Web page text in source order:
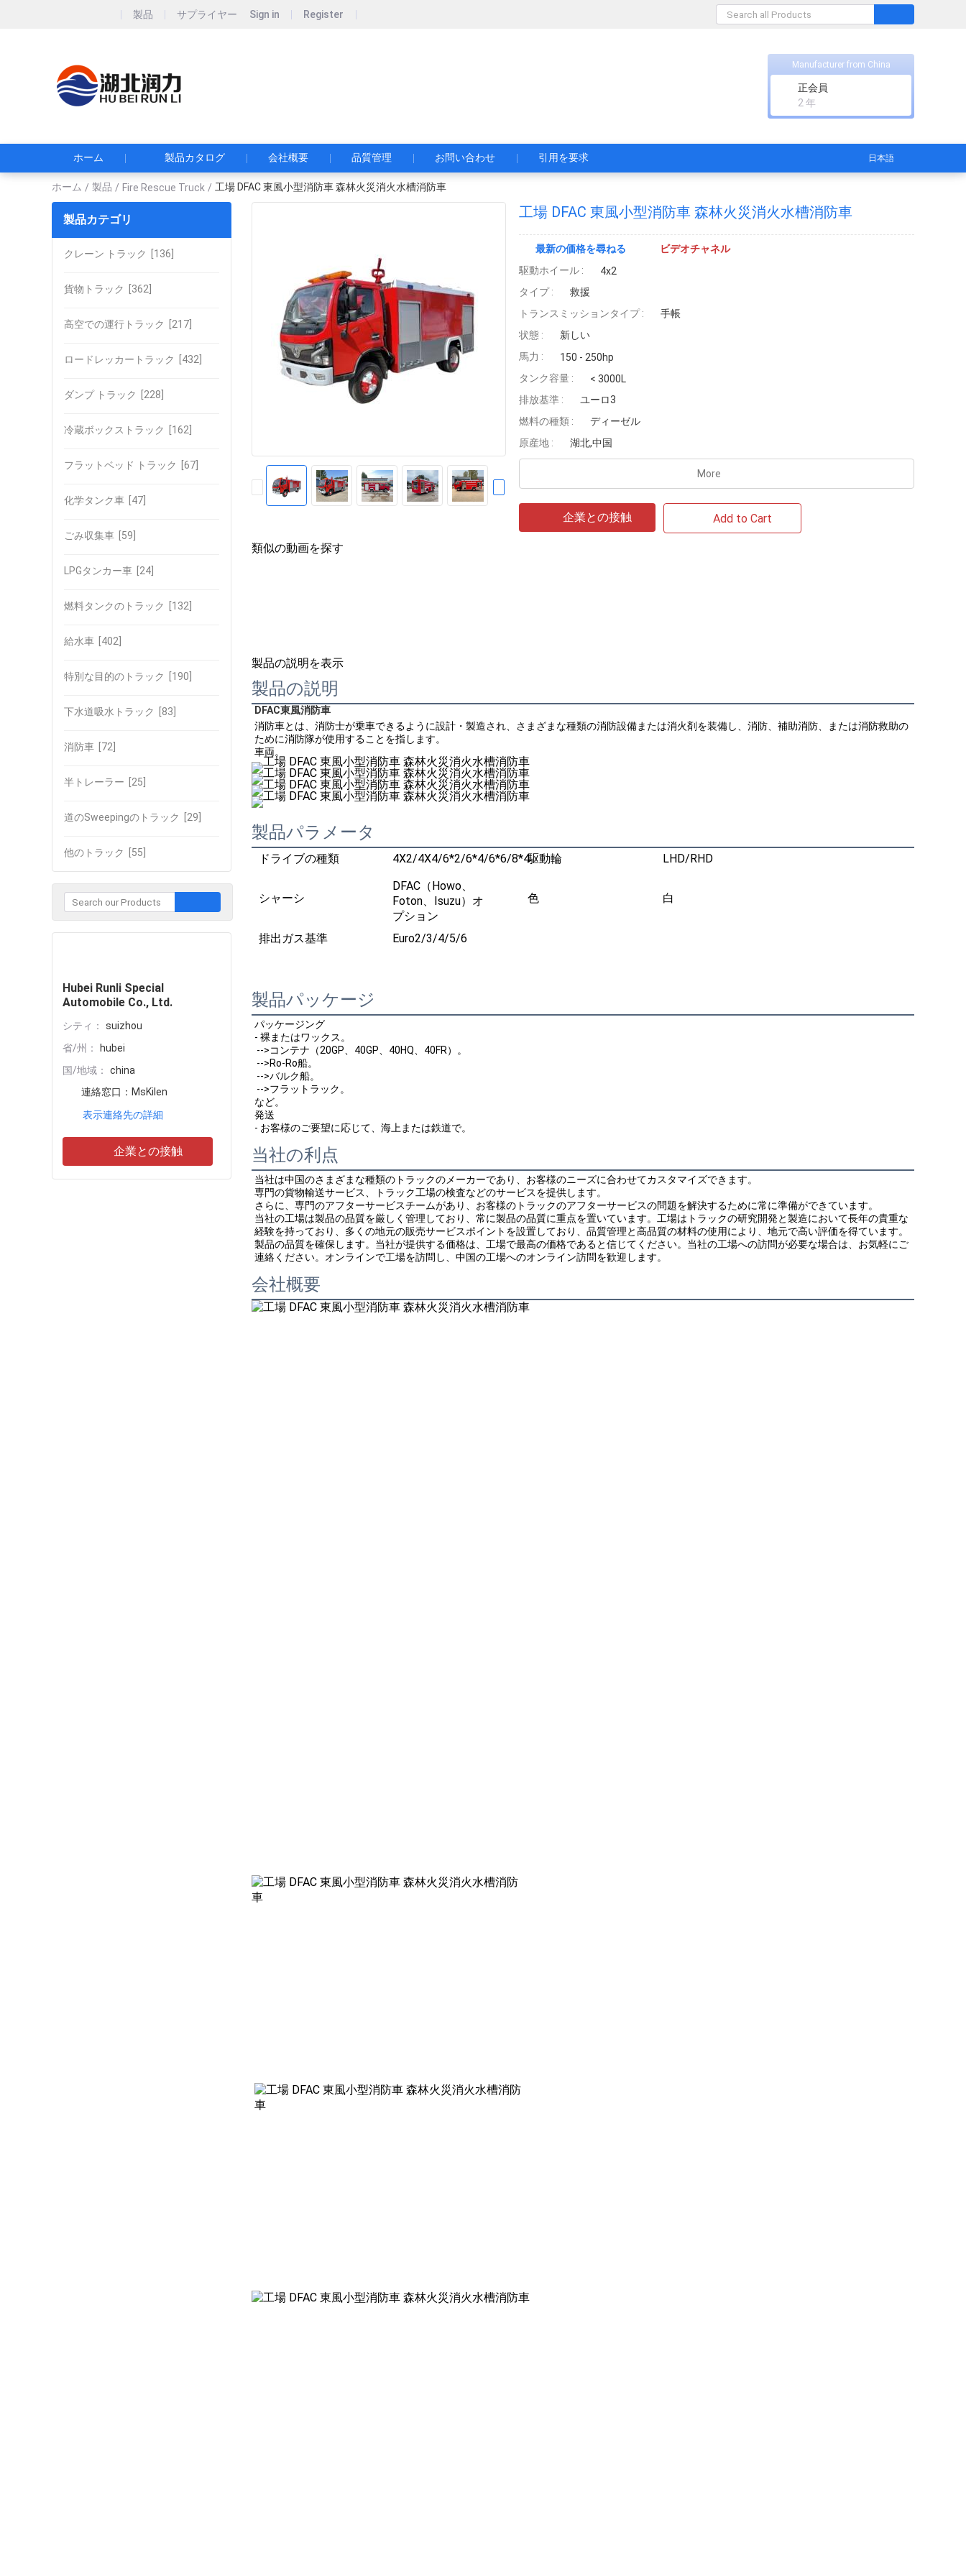
製品 サプライヤー Sign in Register
Manufacturer from China
正会員
2 年
ホーム 製品カタログ 会社概要 品質管理 お問い合わせ 引用を要求 日本語
ホーム / 製品 / Fire Rescue Truck / 工場 DFAC 東風小型消防車 森林火災消火水槽消防車
製品カテゴリ
クレーン トラック [136]
貨物トラック [362]
高空での運行トラック [217]
ロードレッカートラック [432]
ダンプ トラック [228]
冷蔵ボックストラック [162]
フラットベッド トラック [67]
化学タンク車 [47]
ごみ収集車 [59]
LPGタンカー車 [24]
燃料タンクのトラック [132]
給水車 [402]
特別な目的のトラック [190]
下水道吸水トラック [83]
消防車 [72]
半トレーラー [25]
道のSweepingのトラック [29]
他のトラック [55]
Hubei Runli Special
Automobile Co., Ltd.
シティ：
suizhou
省/州：
hubei
国/地域：
china
連絡窓口： MsKilen
表示連絡先の詳細
企業との接触
工場 DFAC 東風小型消防車 森林火災消火水槽消防車
最新の価格を尋ねる
ビデオチャネル
駆動ホイール :
4x2
タイプ :
救援
トランスミッションタイプ :
手帳
状態 :
新しい
馬力 :
150 - 250hp
タンク容量 :
< 3000L
排放基準 :
ユーロ3
燃料の種類 :
ディーゼル
原産地 :
湖北,中国
More
企業との接触 Add to Cart
類似の動画を探す
製品の説明を表示
製品の説明
DFAC東風消防車
消防車とは、消防士が乗車できるように設計・製造され、さまざまな種類の消防設備または消火剤を装備し、消防、補助消防、または消防救助の
ために消防隊が使用することを指します。
車両。
製品パラメータ
ドライブの種類 4X2/4X4/6*2/6*4/6*6/8*4駆動輪 LHD/RHD
シャーシ
DFAC（Howo、
Foton、Isuzu）オ
プション
色 白
排出ガス基準 Euro2/3/4/5/6
製品パッケージ
パッケージング
- 裸またはワックス。
-->コンテナ（20GP、40GP、40HQ、40FR）。
-->Ro-Ro船。
-->バルク船。
-->フラットラック。
など。
発送
- お客様のご要望に応じて、海上または鉄道で。
当社の利点
当社は中国のさまざまな種類のトラックのメーカーであり、お客様のニーズに合わせてカスタマイズできます。
専門の貨物輸送サービス、トラック工場の検査などのサービスを提供します。
さらに、専門のアフターサービスチームがあり、お客様のトラックのアフターサービスの問題を解決するために常に準備ができています。
当社の工場は製品の品質を厳しく管理しており、常に製品の品質に重点を置いています。工場はトラックの研究開発と製造において長年の貴重な
経験を持っており、多くの地元の販売サービスポイントを設置しており、品質管理と高品質の材料の使用により、地元で高い評価を得ています。
製品の品質を確保します。当社が提供する価格は、工場で最高の価格であると信じてください。当社の工場への訪問が必要な場合は、お気軽にご
連絡ください。オンラインで工場を訪問し、中国の工場へのオンライン訪問を歓迎します。
会社概要